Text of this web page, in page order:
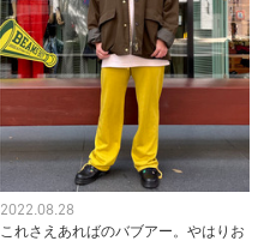
2022.08.28
これさえあればのバブアー。やはりお